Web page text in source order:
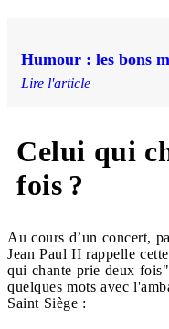
Humour : les bons
Lire l'article
Celui qui
fois ?
Au cours d’un concert,
Jean Paul II rappelle
qui chante prie deux
quelques mots avec
Saint Siège :